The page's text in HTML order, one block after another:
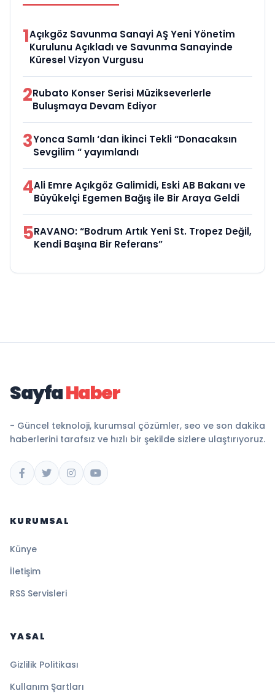
1Açıkgöz Savunma Sanayi AŞ Yeni Yönetim
Kurulunu Açıkladı ve Savunma Sanayinde
Küresel Vizyon Vurgusu
2Rubato Konser Serisi Müzikseverlerle
Buluşmaya Devam Ediyor
3Yonca Samlı ‘dan İkinci Tekli “Donacaksın
Sevgilim “ yayımlandı
4Ali Emre Açıkgöz Galimidi, Eski AB Bakanı ve
Büyükelçi Egemen Bağış ile Bir Araya Geldi
5RAVANO: “Bodrum Artık Yeni St. Tropez Değil,
Kendi Başına Bir Referans”
SayfaHaber
- Güncel teknoloji, kurumsal çözümler, seo ve son dakika
haberlerini tarafsız ve hızlı bir şekilde sizlere ulaştırıyoruz.
KURUMSAL
Künye
İletişim
RSS Servisleri
YASAL
Gizlilik Politikası
Kullanım Şartları